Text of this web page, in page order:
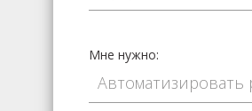
Мне нужно: